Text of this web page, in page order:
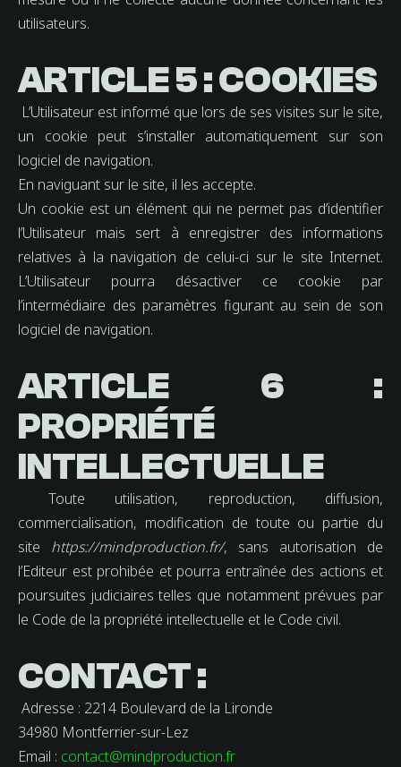
utilisateurs.
ARTICLE 5 : COOKIES
L’Utilisateur est informé que lors de ses visites sur le site,
un cookie peut s’installer automatiquement sur son
logiciel de navigation.
En naviguant sur le site, il les accepte.
Un cookie est un élément qui ne permet pas d’identifier
l’Utilisateur mais sert à enregistrer des informations
relatives à la navigation de celui-ci sur le site Internet.
L’Utilisateur pourra désactiver ce cookie par
l’intermédiaire des paramètres figurant au sein de son
logiciel de navigation.
ARTICLE 6 :
PROPRIÉTÉ
INTELLECTUELLE
Toute utilisation, reproduction, diffusion,
commercialisation, modification de toute ou partie du
site https://mindproduction.fr/, sans autorisation de
l’Editeur est prohibée et pourra entraînée des actions et
poursuites judiciaires telles que notamment prévues par
le Code de la propriété intellectuelle et le Code civil.
CONTACT :
Adresse : 2214 Boulevard de la Lironde
34980 Montferrier-sur-Lez
Email : contact@mindproduction.fr